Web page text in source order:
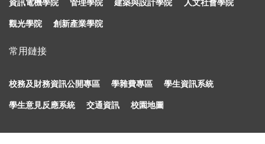
資訊電機學院 管理學院 建築與設計學院 人文社會學院
觀光學院 創新產業學院
常用鏈接
校務及財務資訊公開專區 學雜費專區 學生資訊系統
學生意見反應系統 交通資訊 校園地圖